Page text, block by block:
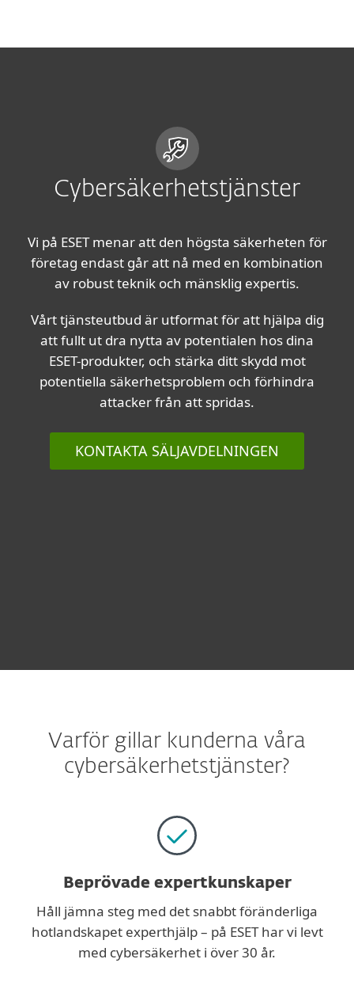
Cybersäkerhetstjänster
Vi på ESET menar att den högsta säkerheten för
företag endast går att nå med en kombination
av robust teknik och mänsklig expertis.
Vårt tjänsteutbud är utformat för att hjälpa dig
att fullt ut dra nytta av potentialen hos dina
ESET-produkter, och stärka ditt skydd mot
potentiella säkerhetsproblem och förhindra
attacker från att spridas.
KONTAKTA SÄLJAVDELNINGEN
Varför gillar kunderna våra
cybersäkerhetstjänster?
Beprövade expertkunskaper
Håll jämna steg med det snabbt föränderliga
hotlandskapet experthjälp – på ESET har vi levt
med cybersäkerhet i över 30 år.